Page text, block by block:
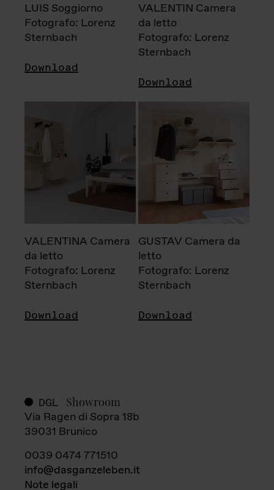
LUIS Soggiorno
Fotografo: Lorenz
Sternbach
Download
VALENTIN Camera
da letto
Fotografo: Lorenz
Sternbach
Download
VALENTINA Camera
da letto
Fotografo: Lorenz
Sternbach
Download
GUSTAV Camera da
letto
Fotografo: Lorenz
Sternbach
Download
DGL Showroom
Via Ragen di Sopra 18b
39031 Brunico
0039 0474 771510
info@dasganzeleben.it
Note legali